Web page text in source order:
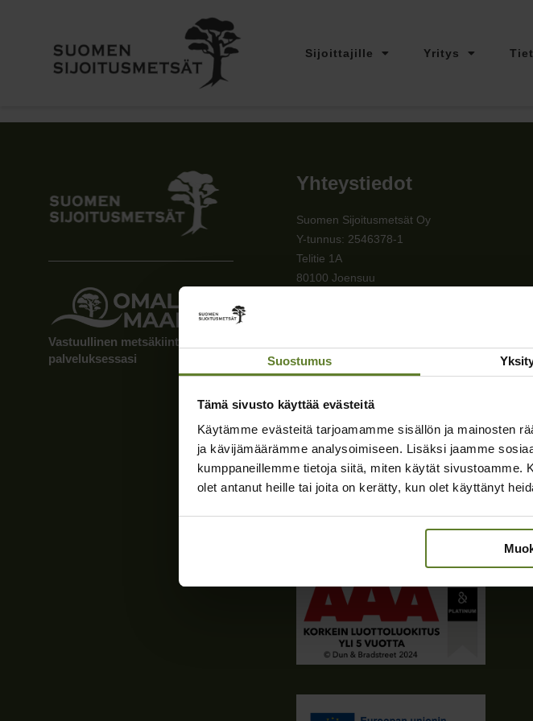
Suostumus
Tämä sivusto käyttää evästeitä
Käytämme evästeitä tarjoamamme sisällön ja mainosten
ja kävijämäärämme analysoimiseen. Lisäksi jaamme
kumppaneillemme tietoja siitä, miten käytät sivustoamme.
olet antanut heille tai joita on kerätty, kun olet käyttänyt
Sijoittajille Yritys
Vastuullinen metsäkiinteistöjen välittäjä
palveluksessasi
Yhteystiedot
Suomen Sijoitusmetsät Oy
Y-tunnus: 2546378-1
Telitie 1A
80100 Joensuu
Tiedot
Laskutustiedot
Verkkolaskutusoperaattori:
Apix Messaging, 003723327487
Verkkolaskutusosoite: